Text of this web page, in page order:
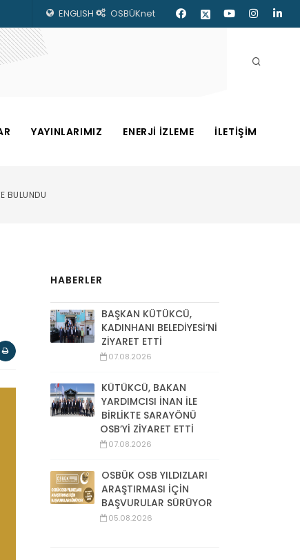
ENGLISH OSBÜKnet
YAYINLARIMIZ ENERJİ İZLEME İLETİŞİM
BULUNDU
HABERLER
BAŞKAN KÜTÜKCÜ,
KADINHANI BELEDİYESİ’Nİ
ZİYARET ETTİ
07.08.2026
KÜTÜKCÜ, BAKAN
YARDIMCISI İNAN İLE
BİRLİKTE SARAYÖNÜ
OSB’Yİ ZİYARET ETTİ
07.08.2026
OSBÜK OSB YILDIZLARI
ARAŞTIRMASI İÇİN
BAŞVURULAR SÜRÜYOR
05.08.2026